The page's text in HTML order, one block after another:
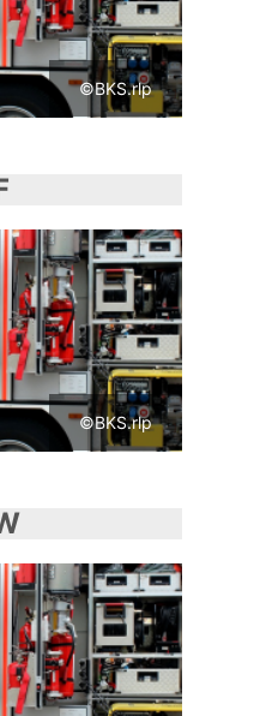
©BKS.rlp
©BKS.rlp